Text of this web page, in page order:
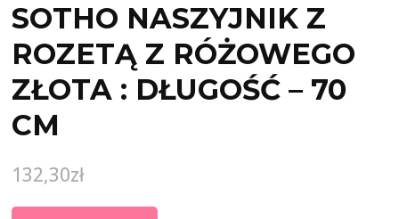
SOTHO NASZYJNIK Z
ROZETĄ Z RÓŻOWEGO
ZŁOTA : DŁUGOŚĆ – 70
CM
132,30zł